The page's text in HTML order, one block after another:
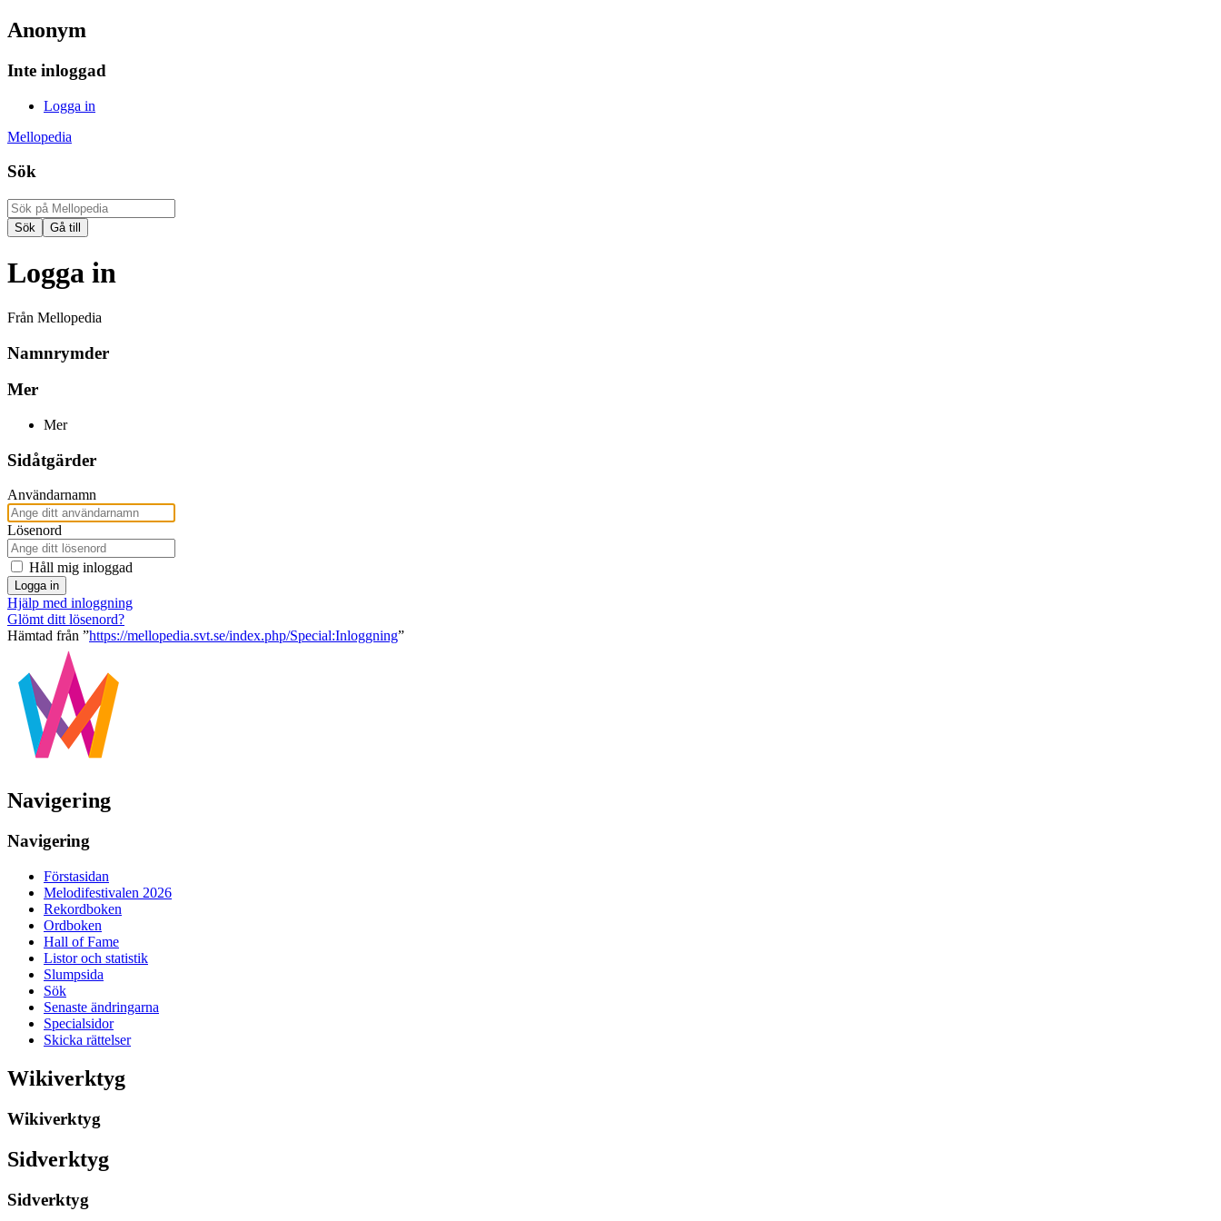
Anonym
Inte inloggad
Logga in
Mellopedia
Sök
Logga in
Från Mellopedia
Namnrymder
Mer
Mer
Sidåtgärder
Användarnamn
Lösenord
Håll mig inloggad
Logga in
Hjälp med inloggning
Glömt ditt lösenord?
Hämtad från ”https://mellopedia.svt.se/index.php/Special:Inloggning”
Navigering
Navigering
Förstasidan
Melodifestivalen 2026
Rekordboken
Ordboken
Hall of Fame
Listor och statistik
Slumpsida
Sök
Senaste ändringarna
Specialsidor
Skicka rättelser
Wikiverktyg
Wikiverktyg
Sidverktyg
Sidverktyg